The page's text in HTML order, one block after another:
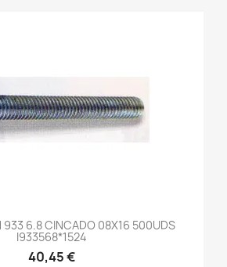
933 6.8 CINCADO 08X16 500UDS
I933568*1524
40,45 €